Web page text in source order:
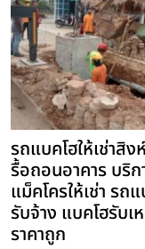
รถแบคโฮให้เช่าสิง
รื้อถอนอาคาร บริก
แม็คโครให้เช่า รถ
รับจ้าง แบคโฮรับเ
ราคาถูก